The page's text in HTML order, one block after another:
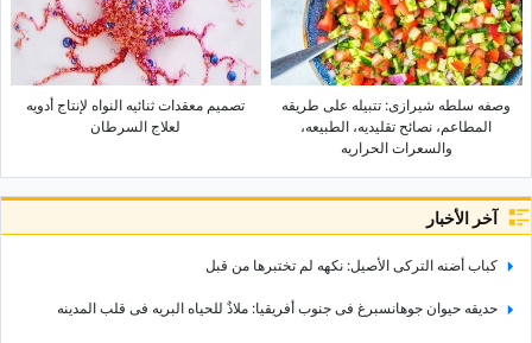
وصفه سلطه شیرازی: تتبیله على طریقه
المطاعم، نصائح تقلیدیه، الطبیعه،
والسعرات الحراریه
تصمیم معقدات ثنائیه النواه لإنتاج أدویه
لعلاج السرطان
آخر الأخبار
کباب أضنه الترکی الأصیل: نکهه لم تختبرها من قبل
حدیقه حیوان جوهانسبرغ فی جنوب أفریقیا: ملاذٌ للحیاه البریه فی قلب المدینه